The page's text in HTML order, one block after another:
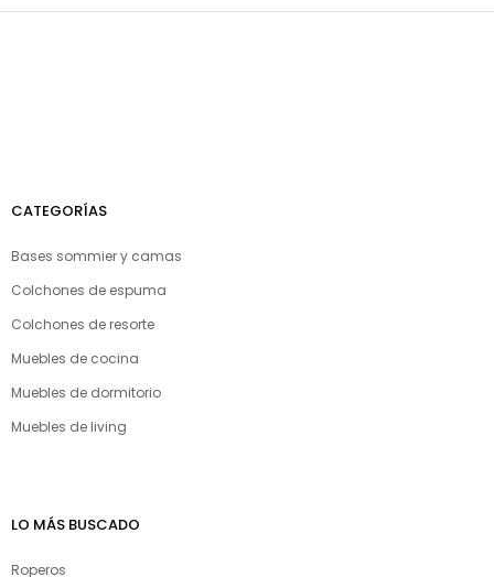
CATEGORÍAS
Bases sommier y camas
Colchones de espuma
Colchones de resorte
Muebles de cocina
Muebles de dormitorio
Muebles de living
LO MÁS BUSCADO
Roperos